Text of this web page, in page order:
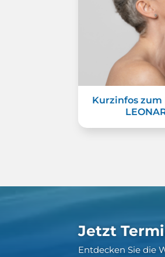
Kurzinfos
Jetzt
Entdecken Sie die